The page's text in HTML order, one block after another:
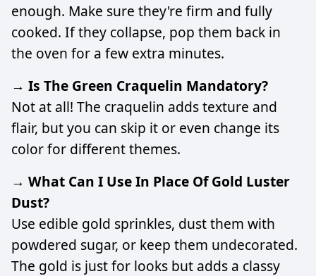
enough. Make sure they're firm and fully
cooked. If they collapse, pop them back in
the oven for a few extra minutes.
→ Is The Green Craquelin Mandatory?
Not at all! The craquelin adds texture and
flair, but you can skip it or even change its
color for different themes.
→ What Can I Use In Place Of Gold Luster
Dust?
Use edible gold sprinkles, dust them with
powdered sugar, or keep them undecorated.
The gold is just for looks but adds a classy